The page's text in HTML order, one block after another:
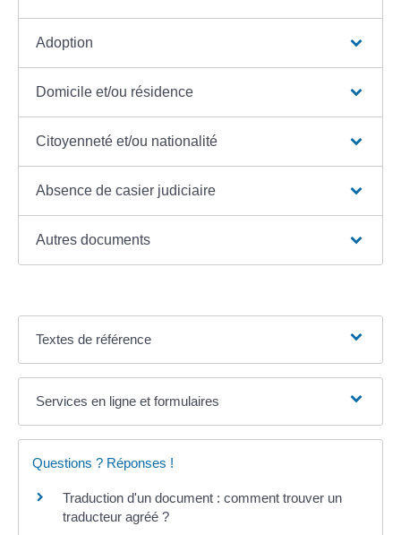
Adoption
Domicile et/ou résidence
Citoyenneté et/ou nationalité
Absence de casier judiciaire
Autres documents
Textes de référence
Services en ligne et formulaires
Questions ? Réponses !
Traduction d'un document : comment trouver un
traducteur agréé ?